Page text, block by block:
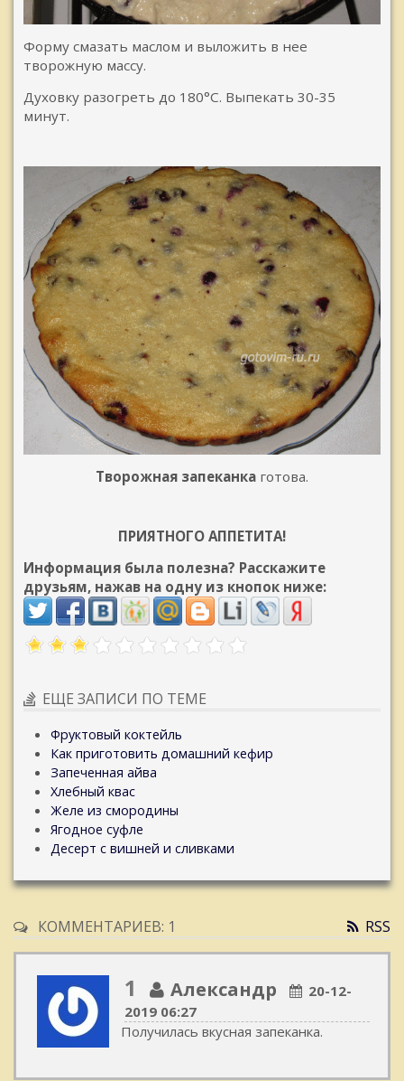
Форму смазать маслом и выложить в нее
творожную массу.
Духовку разогреть до 180°С. Выпекать 30-35
минут.
Творожная запеканка готова.
ПРИЯТНОГО АППЕТИТА!
Информация была полезна? Расскажите
друзьям, нажав на одну из кнопок ниже:
ЕЩЕ ЗАПИСИ ПО ТЕМЕ
Фруктовый коктейль
Как приготовить домашний кефир
Запеченная айва
Хлебный квас
Желе из смородины
Ягодное суфле
Десерт с вишней и сливками
КОММЕНТАРИЕВ: 1 RSS
1 Александр
20-12-
2019 06:27
Получилась вкусная запеканка.